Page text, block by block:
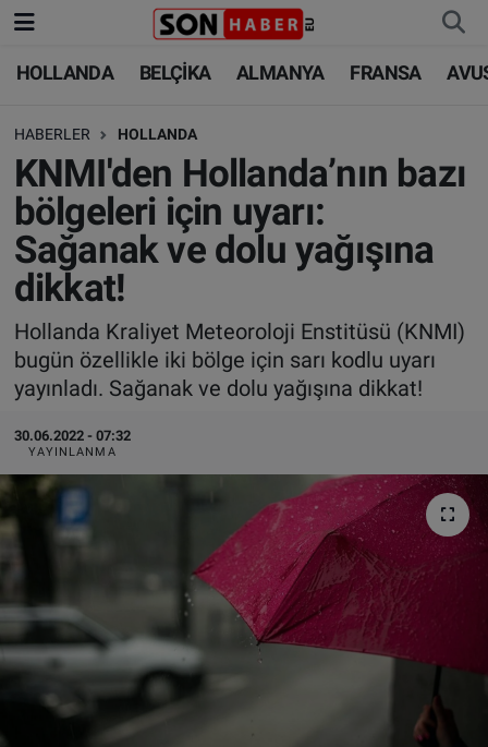
HOLLANDA BELÇİKA ALMANYA FRANSA
HABERLER HOLLANDA
KNMI'den Hollanda’nın bazı
bölgeleri için uyarı:
Sağanak ve dolu yağışına
dikkat!
Hollanda Kraliyet Meteoroloji Enstitüsü (KNMI)
bugün özellikle iki bölge için sarı kodlu uyarı
yayınladı. Sağanak ve dolu yağışına dikkat!
30.06.2022 - 07:32
YAYINLANMA
HOLLANDA
BELÇİKA
ALMANYA
FRANSA
AVUSTURYA
SAĞLIK - YAŞAM
HOLLANDA
BELÇİKA
ALMANYA
TÜRKİYE
DÜNYA
BİLİM-TEKNOLOJİ
FOTO GALERİ
VIDEO GALERİ
ALGEMENE VOORWAARDEN
CONTACT
Çerez Politikası
Nöbetçi Eczaneler
Hava Durumu
Trafik Durumu
Süper Lig Puan Durumu ve Fikstür
Tüm Manşetler
Son Dakika Haberleri